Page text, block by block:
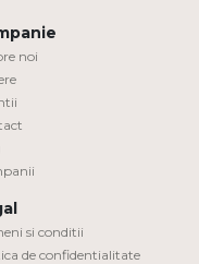
noi
si conditii
de confidentialitate